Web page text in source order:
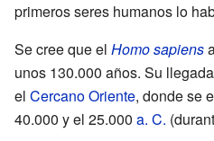
primeros seres humanos lo
Se cree que el Homo sapiens
unos 130.000 años. Su
el Cercano Oriente, donde se
40.000 y el 25.000 a. C.